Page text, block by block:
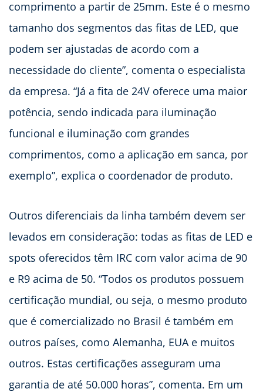
comprimento a partir de 25mm. Este é o mesmo
tamanho dos segmentos das fitas de LED, que
podem ser ajustadas de acordo com a
necessidade do cliente”, comenta o especialista
da empresa. “Já a fita de 24V oferece uma maior
potência, sendo indicada para iluminação
funcional e iluminação com grandes
comprimentos, como a aplicação em sanca, por
exemplo”, explica o coordenador de produto.
Outros diferenciais da linha também devem ser
levados em consideração: todas as fitas de LED e
spots oferecidos têm IRC com valor acima de 90
e R9 acima de 50. “Todos os produtos possuem
certificação mundial, ou seja, o mesmo produto
que é comercializado no Brasil é também em
outros países, como Alemanha, EUA e muitos
outros. Estas certificações asseguram uma
garantia de até 50.000 horas”, comenta. Em um